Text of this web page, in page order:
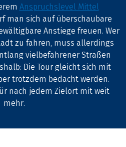
Anspruchslevel Mittel
man sich auf überschaubare
Anstiege freuen. Wer
zu fahren, muss allerdings
vielbefahrener Straßen
Die Tour gleicht sich mit
trotzdem bedacht werden.
nach jedem Zielort mit weit
mehr.